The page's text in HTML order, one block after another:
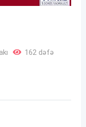
162 dəfə